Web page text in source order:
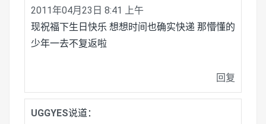
2011年04月23日 8:41 上午
现祝福下生日快乐 想想时间也确实快递 那懵懂的
少年一去不复返啦
回复
UGGYES说道：